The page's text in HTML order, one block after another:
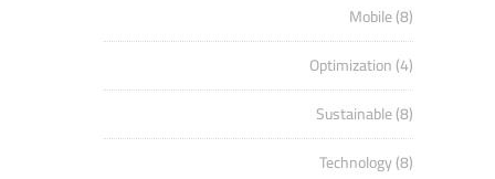
Mobile(8)
Optimization(4)
Sustainable(8)
Technology(8)